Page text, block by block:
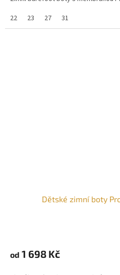
22
23 27 31
Dětské zimní boty
od 1 698 Kč